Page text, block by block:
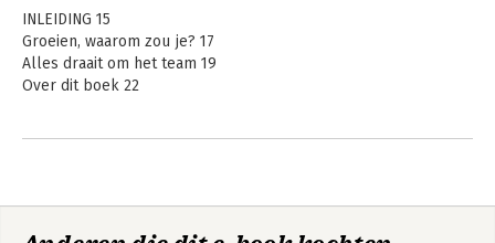
Scale-ups & downs
INLEIDING 15
Groeien, waarom zou je? 17
Alles draait om het team 19
Over dit boek 22